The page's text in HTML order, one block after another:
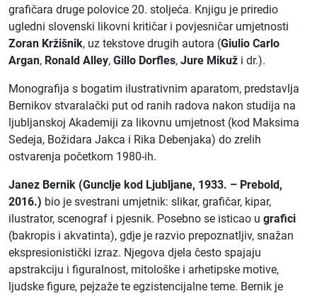
grafičara druge polovice 20. stoljeća. Knjigu je priredio
ugledni slovenski likovni kritičar i povjesničar umjetnosti
Zoran Kržišnik, uz tekstove drugih autora (Giulio Carlo
Argan, Ronald Alley, Gillo Dorfles, Jure Mikuž i dr.).
Monografija s bogatim ilustrativnim aparatom, predstavlja
Bernikov stvaralački put od ranih radova nakon studija na
ljubljanskoj Akademiji za likovnu umjetnost (kod Maksima
Sedeja, Božidara Jakca i Rika Debenjaka) do zrelih
ostvarenja početkom 1980-ih.
Janez Bernik (Gunclje kod Ljubljane, 1933. – Prebold,
2016.) bio je svestrani umjetnik: slikar, grafičar, kipar,
ilustrator, scenograf i pjesnik. Posebno se isticao u grafici
(bakropis i akvatinta), gdje je razvio prepoznatljiv, snažan
ekspresionistički izraz. Njegova djela često spajaju
apstrakciju i figuralnost, mitološke i arhetipske motive,
ljudske figure, pejzaže te egzistencijalne teme. Bernik je